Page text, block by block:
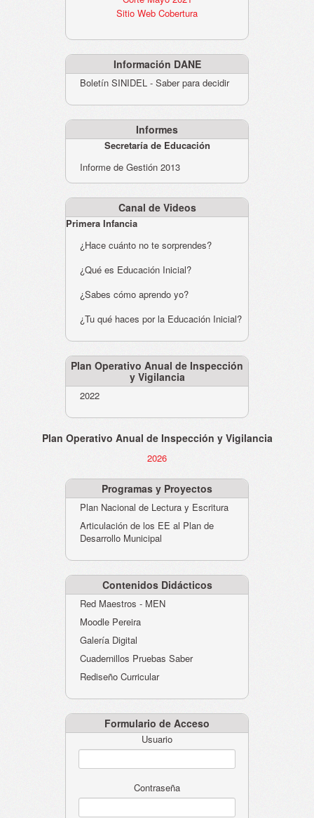
Sitio Web Cobertura
Información DANE
Boletín SINIDEL - Saber para decidir
Informes
Secretaría de Educación
Informe de Gestión 2013
Canal de Videos
Primera Infancia
¿Hace cuánto no te sorprendes?
¿Qué es Educación Inicial?
¿Sabes cómo aprendo yo?
¿Tu qué haces por la Educación Inicial?
Plan Operativo Anual de Inspección
y Vigilancia
2022
Plan Operativo Anual de Inspección y Vigilancia
2026
Programas y Proyectos
Plan Nacional de Lectura y Escritura
Articulación de los EE al Plan de
Desarrollo Municipal
Contenidos Didácticos
Red Maestros - MEN
Moodle Pereira
Galería Digital
Cuadernillos Pruebas Saber
Rediseño Curricular
Formulario de Acceso
Usuario
Contraseña